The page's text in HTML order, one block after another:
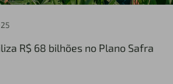
R$ 68 bilhões no Plano Safra